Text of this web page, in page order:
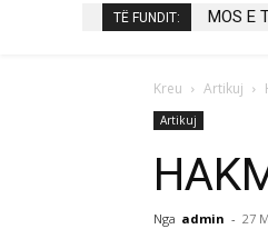
TË FUNDIT: MOS E
Kreu Artikuj
Artikuj
Nga admin - 27